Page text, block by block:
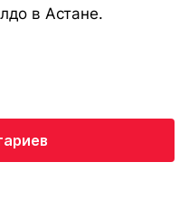
в Астане.